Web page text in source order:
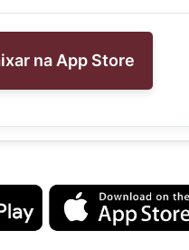
na App Store